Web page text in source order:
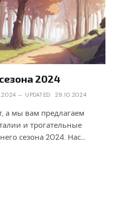
2024
UPDATED: 29.10.2024
а мы вам предлагаем
и трогательные
сезона 2024. Нас…